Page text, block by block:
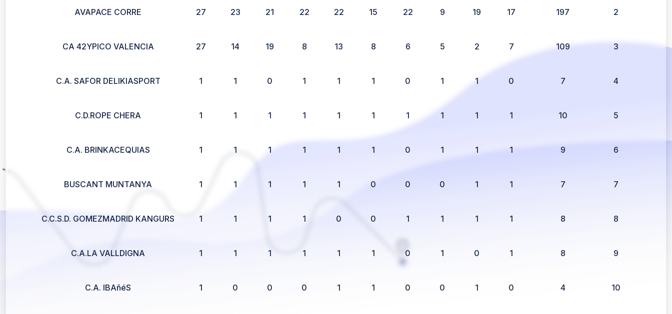
AVAPACE CORRE 27 23 21 22 22 15 22 9 19 17 197 2
CA 42YPICO VALENCIA 27 14 19 8 13 8 6 5 2 7 109 3
C.A. SAFOR DELIKIASPORT 1 1 0 1 1 1 0 1 1 0 7 4
C.D.ROPE CHERA 1 1 1 1 1 1 1 1 1 1 10 5
C.A. BRINKACEQUIAS 1 1 1 1 1 1 0 1 1 1 9 6
BUSCANT MUNTANYA 1 1 1 1 1 0 0 0 1 1 7 7
C.C.S.D. GOMEZMADRID KANGURS 1 1 1 1 0 0 1 1 1 1 8 8
C.A.LA VALLDIGNA 1 1 1 1 1 1 0 1 0 1 8 9
C.A. IBAñéS 1 0 0 0 1 1 0 0 1 0 4 10